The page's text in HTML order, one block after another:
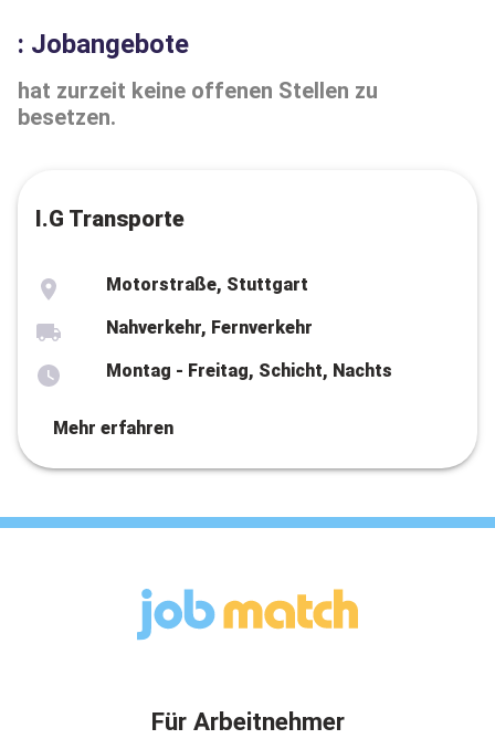
: Jobangebote
hat zurzeit keine offenen Stellen zu
besetzen.
I.G Transporte
Motorstraße, Stuttgart
Nahverkehr, Fernverkehr
Montag - Freitag, Schicht, Nachts
Mehr erfahren
Für Arbeitnehmer